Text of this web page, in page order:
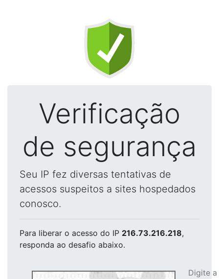
Verificação
de segurança
Seu IP fez diversas tentativas de
acessos suspeitos a sites hospedados
conosco.
Para liberar o acesso do IP 216.73.216.218,
responda ao desafio abaixo.
Digite